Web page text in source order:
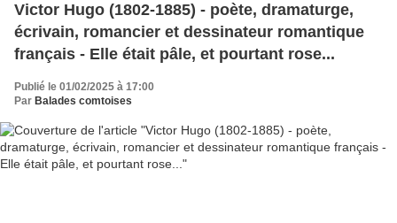
Victor Hugo (1802-1885) - poète, dramaturge,
écrivain, romancier et dessinateur romantique
français - Elle était pâle, et pourtant rose...
Publié le 01/02/2025 à 17:00
Par Balades comtoises